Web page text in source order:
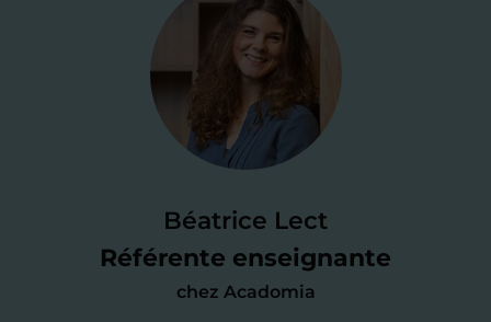
Béatrice Lect
Référente enseignante
chez Acadomia
Je valide ma
candidature
test de 15 minutes
des programmes scolaires(et pouvoir
me mettre à jour au besoin) et
j’échange en direct avec un chargé de